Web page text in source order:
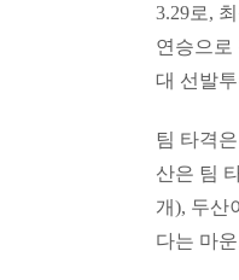
3.29로,
연승으로
대 선발
팀 타격
산은 팀
개), 두산
다는 마